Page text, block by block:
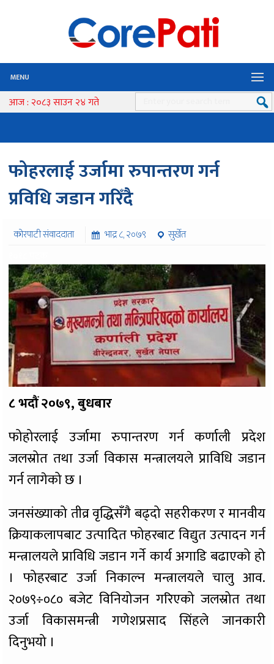
MENU
आज : २०८३ साउन २४ गते
फोहरलाई उर्जामा रुपान्तरण गर्न
प्रविधि जडान गरिँदै
कोरपाटी संवाददाता भाद्र ८, २०७९
सुर्खेत
८ भदौं २०७९, बुधबार
फोहोरलाई उर्जामा रुपान्तरण गर्न कर्णाली प्रदेश
जलस्रोत तथा उर्जा विकास मन्त्रालयले प्राविधि जडान
गर्न लागेको छ ।
जनसंख्याको तीव्र वृद्धिसँगै बढ्दो सहरीकरण र मानवीय
क्रियाकलापबाट उत्पादित फोहरबाट विद्युत उत्पादन गर्न
मन्त्रालयले प्राविधि जडान गर्ने कार्य अगाडि बढाएको हो
। फोहरबाट उर्जा निकाल्न मन्त्रालयले चालु आव.
२०७९÷०८० बजेट विनियोजन गरिएको जलस्रोत तथा
उर्जा विकासमन्त्री गणेशप्रसाद सिंहले जानकारी
दिनुभयो ।